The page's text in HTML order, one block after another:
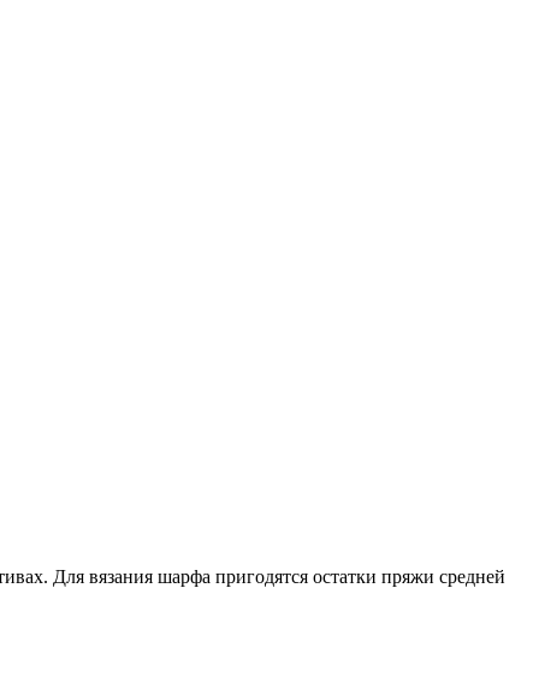
Для вязания шарфа пригодятся остатки пряжи средней